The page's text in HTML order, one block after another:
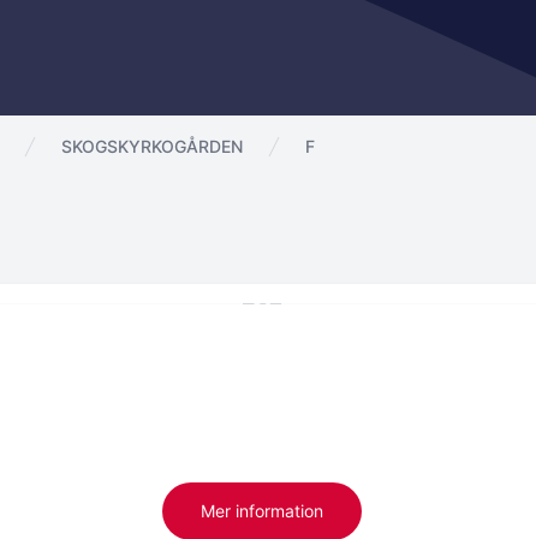
SKOGSKYRKOGÅRDEN F
Mer information